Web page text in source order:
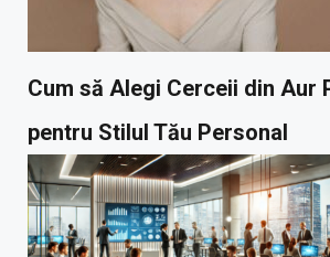
Cum să Alegi Cerceii din Aur
pentru Stilul Tău Personal